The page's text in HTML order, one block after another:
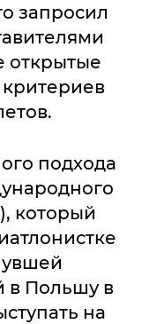
запросил
открытые
критериев
подхода
который
в Польшу в
на